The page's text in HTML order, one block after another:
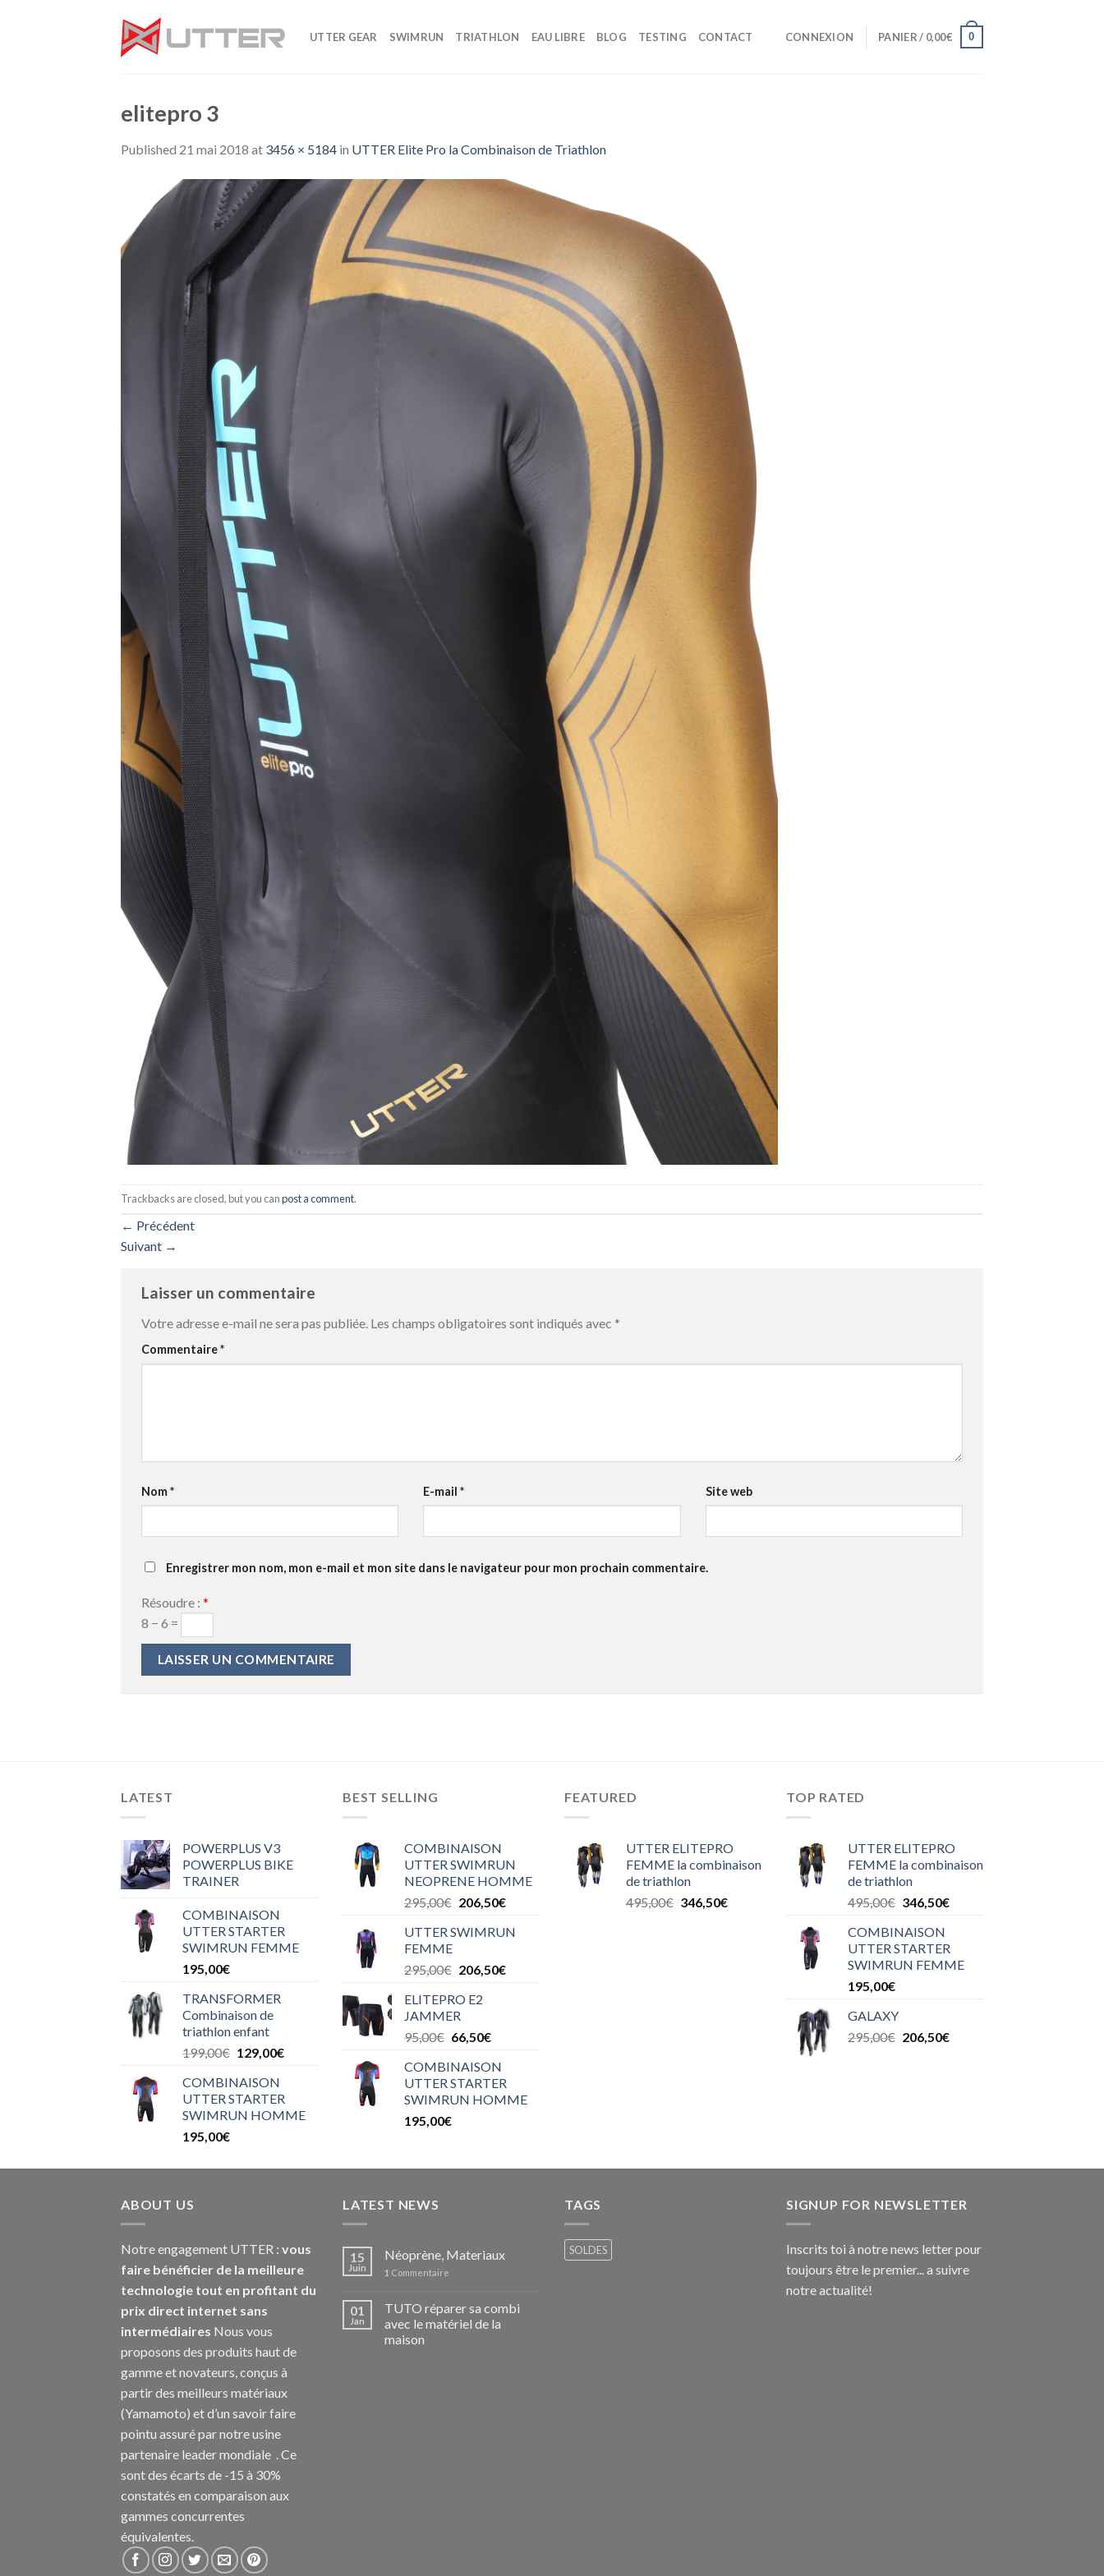
UTTER GEAR SWIMRUN TRIATHLON EAU LIBRE BLOG TESTING CONTACT CONNEXION PANIER / 0,00€ 0
elitepro 3
Published 21 mai 2018 at 3456 × 5184 in UTTER Elite Pro la Combinaison de Triathlon
Trackbacks are closed, but you canpost a comment.
← Précédent
Suivant →
Laisser un commentaire
Votre adresse e-mail ne sera pas publiée. Les champs obligatoires sont indiqués avec *
Commentaire*
Nom* E-mail* Site web
Enregistrer mon nom, mon e-mail et mon site dans le navigateur pour mon prochain commentaire.
Résoudre : *
8 − 6 =
LATEST
POWERPLUS V3
POWERPLUS BIKE
TRAINER
COMBINAISON
UTTER STARTER
SWIMRUN FEMME
195,00€
TRANSFORMER
Combinaison de
triathlon enfant
199,00€ 129,00€
COMBINAISON
UTTER STARTER
SWIMRUN HOMME
195,00€
BEST SELLING
COMBINAISON
UTTER SWIMRUN
NEOPRENE HOMME
295,00€ 206,50€
UTTER SWIMRUN
FEMME
295,00€ 206,50€
ELITEPRO E2
JAMMER
95,00€ 66,50€
COMBINAISON
UTTER STARTER
SWIMRUN HOMME
195,00€
FEATURED
UTTER ELITEPRO
FEMME la combinaison
de triathlon
495,00€ 346,50€
TOP RATED
UTTER ELITEPRO
FEMME la combinaison
de triathlon
495,00€ 346,50€
COMBINAISON
UTTER STARTER
SWIMRUN FEMME
195,00€
GALAXY
295,00€ 206,50€
ABOUT US
Notre engagement UTTER : vous
faire bénéficier de la meilleure
technologie tout en profitant du
prix direct internet sans
intermédiaires Nous vous
proposons des produits haut de
gamme et novateurs, conçus à
partir des meilleurs matériaux
(Yamamoto) et d’un savoir faire
pointu assuré par notre usine
partenaire leader mondiale . Ce
sont des écarts de -15 à 30%
constatés en comparaison aux
gammes concurrentes
équivalentes.
LATEST NEWS
15
Juin
Néoprène, Materiaux
1 Commentaire
01
Jan
TUTO réparer sa combi
avec le matériel de la
maison
TAGS
SOLDES
SIGNUP FOR NEWSLETTER
Inscrits toi à notre news letter pour
toujours être le premier... a suivre
notre actualité!